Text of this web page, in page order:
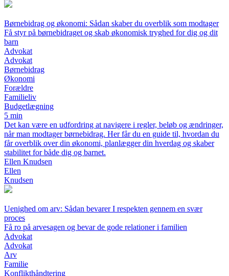
Børnebidrag og økonomi: Sådan skaber du overblik som modtager
Få styr på børnebidraget og skab økonomisk tryghed for dig og dit
barn
Advokat
Advokat
Børnebidrag
Økonomi
Forældre
Familieliv
Budgetlægning
5 min
Det kan være en udfordring at navigere i regler, beløb og ændringer,
når man modtager børnebidrag. Her får du en guide til, hvordan du
får overblik over din økonomi, planlægger din hverdag og skaber
stabilitet for både dig og barnet.
Ellen Knudsen
Ellen
Knudsen
Uenighed om arv: Sådan bevarer I respekten gennem en svær
proces
Få ro på arvesagen og bevar de gode relationer i familien
Advokat
Advokat
Arv
Familie
Konflikthåndtering